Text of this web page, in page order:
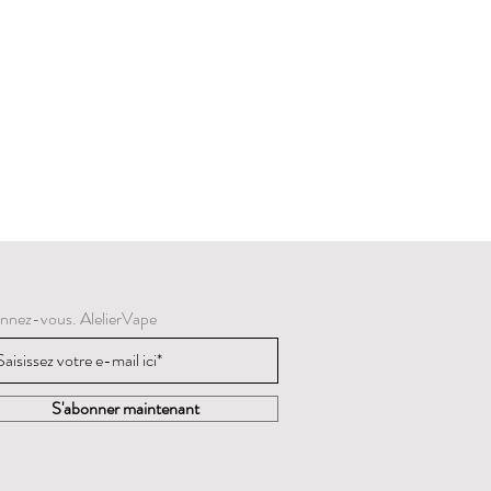
vous. AlelierVape
S'abonner maintenant